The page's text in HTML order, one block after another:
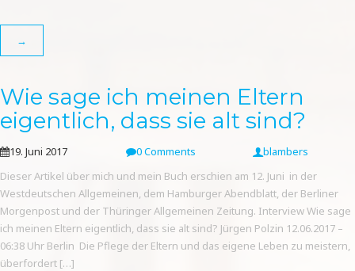
→
Wie sage ich meinen Eltern
eigentlich, dass sie alt sind?
19. Juni 2017 0 Comments
blambers
Dieser Artikel über mich und mein Buch erschien am 12. Juni in der
Westdeutschen Allgemeinen, dem Hamburger Abendblatt, der Berliner
Morgenpost und der Thüringer Allgemeinen Zeitung. Interview Wie sage
ich meinen Eltern eigentlich, dass sie alt sind? Jürgen Polzin 12.06.2017 –
06:38 Uhr Berlin Die Pflege der Eltern und das eigene Leben zu meistern,
überfordert […]